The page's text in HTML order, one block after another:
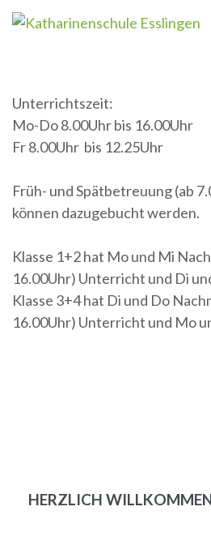
Zum
Inhalt
drücken)
Unterrichtszeit:
Mo-Do 8.00Uhr bis 16.00Uhr
Fr 8.00Uhr bis 12.25Uhr
Früh- und Spätbetreuung (ab
können dazugebucht werden.
Klasse 1+2 hat Mo und Mi
16.00Uhr) Unterricht und Di
Klasse 3+4 hat Di und Do
16.00Uhr) Unterricht und Mo
HERZLICH